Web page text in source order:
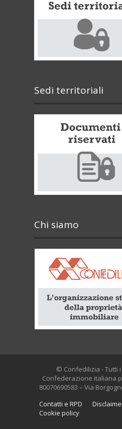
Sedi territoriali
Chi siamo
© Confedilizia - Tutti
Confederazione italiana
80070690583 – Via
Contatti e RPD
Cookie policy